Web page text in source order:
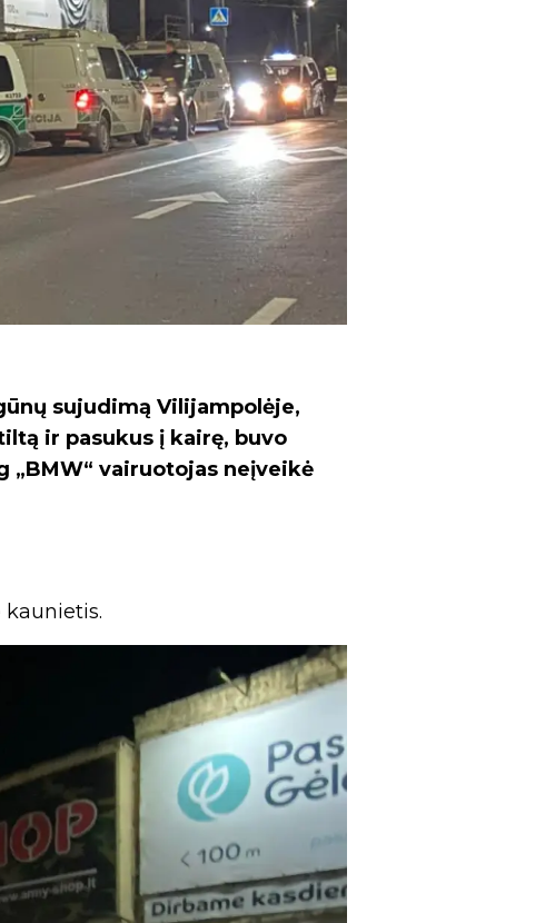
sujudimą Vilijampolėje,
ir pasukus į kairę, buvo
vairuotojas neįveikė
kaunietis.